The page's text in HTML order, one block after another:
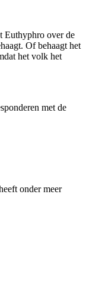
Euthyphro over de
Of behaagt het
het volk het
met de
onder meer